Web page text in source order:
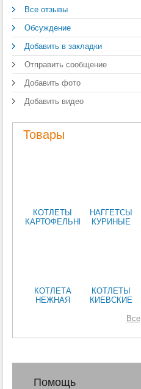
Все отзывы
Обсуждение
Добавить в закладки
Отправить сообщение
Добавить фото
Добавить видео
Товары
КОТЛЕТЫ
КАРТОФЕЛЬНЫЕ
НАГГЕТСЫ
КУРИНЫЕ
КОТЛЕТА
НЕЖНАЯ
КОТЛЕТЫ
КИЕВСКИЕ
600 Г (8 ШТ.)Все
Помощь